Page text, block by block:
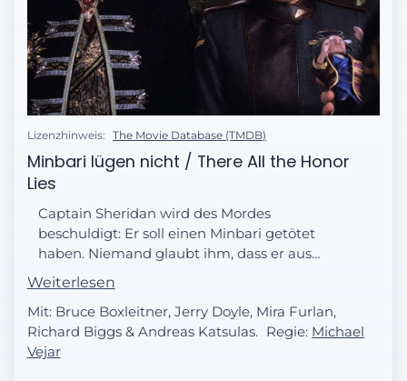
Lizenzhinweis: The Movie Database (TMDB)
Minbari lügen nicht / There All the Honor
Lies
Captain Sheridan wird des Mordes
beschuldigt: Er soll einen Minbari getötet
haben. Niemand glaubt ihm, dass er aus
Notwehr gehandelt hat. Vor allem seine
Taten während des Krieges sprechen gegen
ihn. Sheridans ganze Karriere steht auf dem
Spiel.
Weiterlesen
Mit: Bruce Boxleitner, Jerry Doyle, Mira Furlan,
Richard Biggs & Andreas Katsulas. Regie: Michael
Vejar